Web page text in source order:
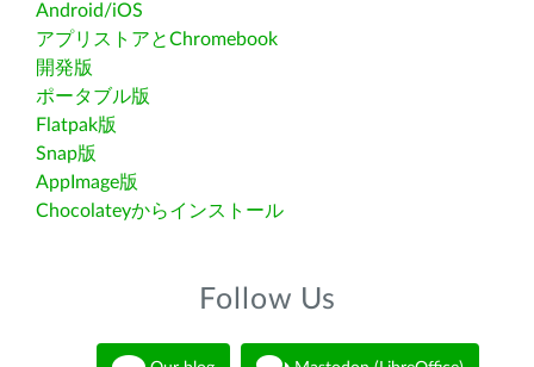
Android/iOS
アプリストアとChromebook
開発版
ポータブル版
Flatpak版
Snap版
AppImage版
Chocolateyからインストール
Follow Us